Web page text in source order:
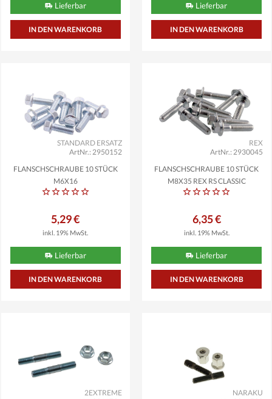
Lieferbar Lieferbar
ArtNr.: 2950152
STANDARD ERSATZ
FLANSCHSCHRAUBE 10 STÜCK
M6X16
5,29 €
inkl. 19% MwSt.
Lieferbar
ArtNr.: 2930045
REX
FLANSCHSCHRAUBE 10 STÜCK
M8X35 REX RS CLASSIC
6,35 €
inkl. 19% MwSt.
Lieferbar
2EXTREME NARAKU